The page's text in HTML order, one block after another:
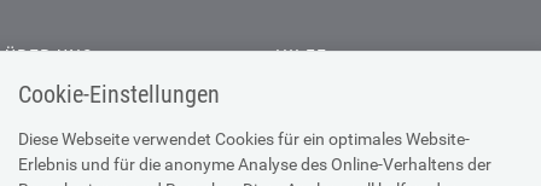
Cookie-Einstellungen
Diese Webseite verwendet Cookies für ein optimales Website-
Erlebnis und für die anonyme Analyse des Online-Verhaltens der
ÜBER UNS
Kontakt
Offene Stellen
Presse
HILFE
Browser-Info & Sicherheit
Hilfe zur Suche